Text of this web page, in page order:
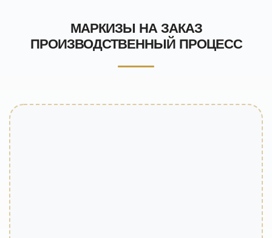
МАРКИЗЫ НА ЗАКАЗ
ПРОИЗВОДСТВЕННЫЙ ПРОЦЕСС